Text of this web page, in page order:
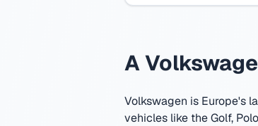
A
Volkswagen is Europe's
vehicles like the Golf,